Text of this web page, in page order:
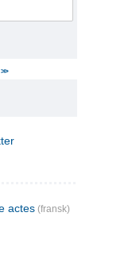
>>
actes (fransk)